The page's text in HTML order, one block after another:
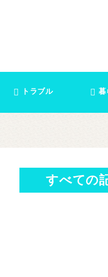
ポ
プ
トラブル 暮
すべての